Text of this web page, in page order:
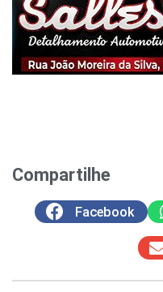
Compartilhe
Facebook